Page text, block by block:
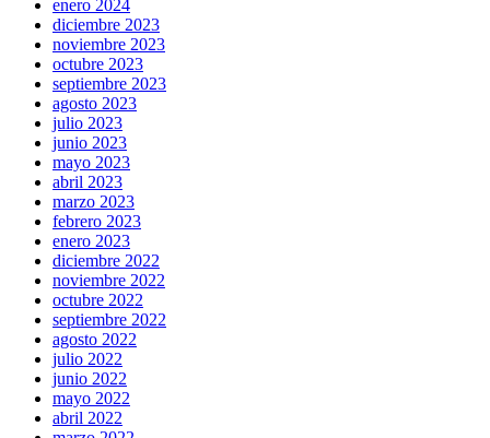
enero 2024
diciembre 2023
noviembre 2023
octubre 2023
septiembre 2023
agosto 2023
julio 2023
junio 2023
mayo 2023
abril 2023
marzo 2023
febrero 2023
enero 2023
diciembre 2022
noviembre 2022
octubre 2022
septiembre 2022
agosto 2022
julio 2022
junio 2022
mayo 2022
abril 2022